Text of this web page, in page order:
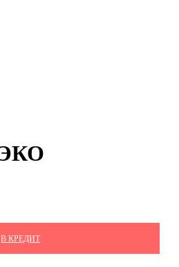
В КРЕДИТ